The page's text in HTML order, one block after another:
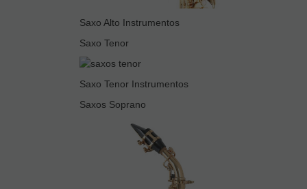
Saxo Alto Instrumentos
Saxo Tenor
Saxo Tenor Instrumentos
Saxos Soprano